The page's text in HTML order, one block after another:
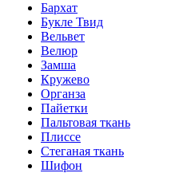
Бархат
Букле Твид
Вельвет
Велюр
Замша
Кружево
Органза
Пайетки
Пальтовая ткань
Плиссе
Стеганая ткань
Шифон